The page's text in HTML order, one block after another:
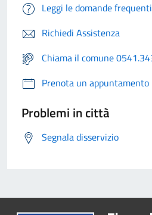
Leggi le domande frequenti
Richiedi Assistenza
Chiama il comune
Prenota un appuntamento
Problemi in città
Segnala disservizio